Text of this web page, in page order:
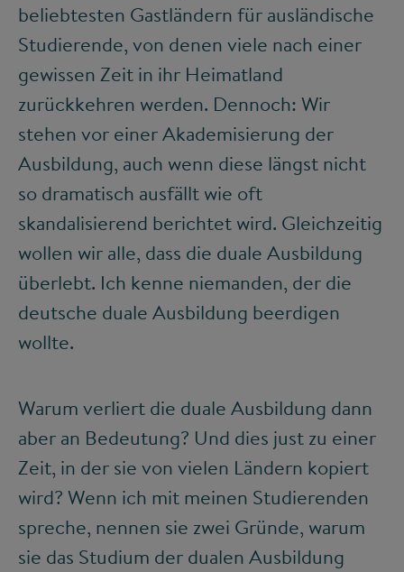
beliebtesten Gastländern für ausländische
Studierende, von denen viele nach einer
gewissen Zeit in ihr Heimatland
zurückkehren werden. Dennoch: Wir
stehen vor einer Akademisierung der
Ausbildung, auch wenn diese längst nicht
so dramatisch ausfällt wie oft
skandalisierend berichtet wird. Gleichzeitig
wollen wir alle, dass die duale Ausbildung
überlebt. Ich kenne niemanden, der die
deutsche duale Ausbildung beerdigen
wollte.
Warum verliert die duale Ausbildung dann
aber an Bedeutung? Und dies just zu einer
Zeit, in der sie von vielen Ländern kopiert
wird? Wenn ich mit meinen Studierenden
spreche, nennen sie zwei Gründe, warum
sie das Studium der dualen Ausbildung